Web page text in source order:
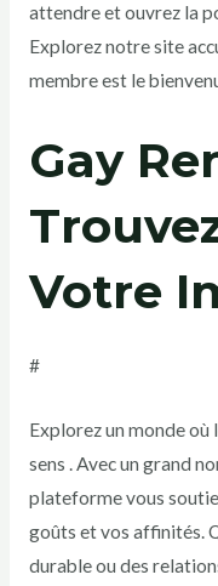
attendre et ouvrez la
Explorez notre site
membre est le
Gay
Votre
#
Explorez un monde
sens . Avec un grand
plateforme vous
goûts et vos affinités.
durable ou des